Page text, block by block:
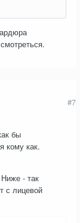
#7
бы
кому как.
- так
с лицевой